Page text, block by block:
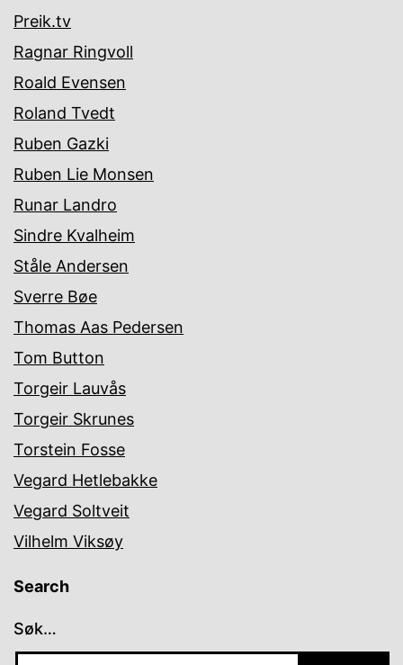
Preik.tv
Ragnar Ringvoll
Roald Evensen
Roland Tvedt
Ruben Gazki
Ruben Lie Monsen
Runar Landro
Sindre Kvalheim
Ståle Andersen
Sverre Bøe
Thomas Aas Pedersen
Tom Button
Torgeir Lauvås
Torgeir Skrunes
Torstein Fosse
Vegard Hetlebakke
Vegard Soltveit
Vilhelm Viksøy
Search
Søk…